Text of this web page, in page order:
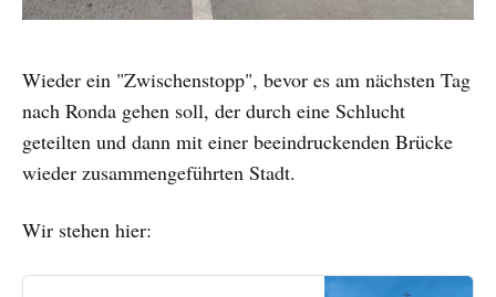
Wieder ein "Zwischenstopp", bevor es am nächsten Tag
nach Ronda gehen soll, der durch eine Schlucht
geteilten und dann mit einer beeindruckenden Brücke
wieder zusammengeführten Stadt.
Wir stehen hier: